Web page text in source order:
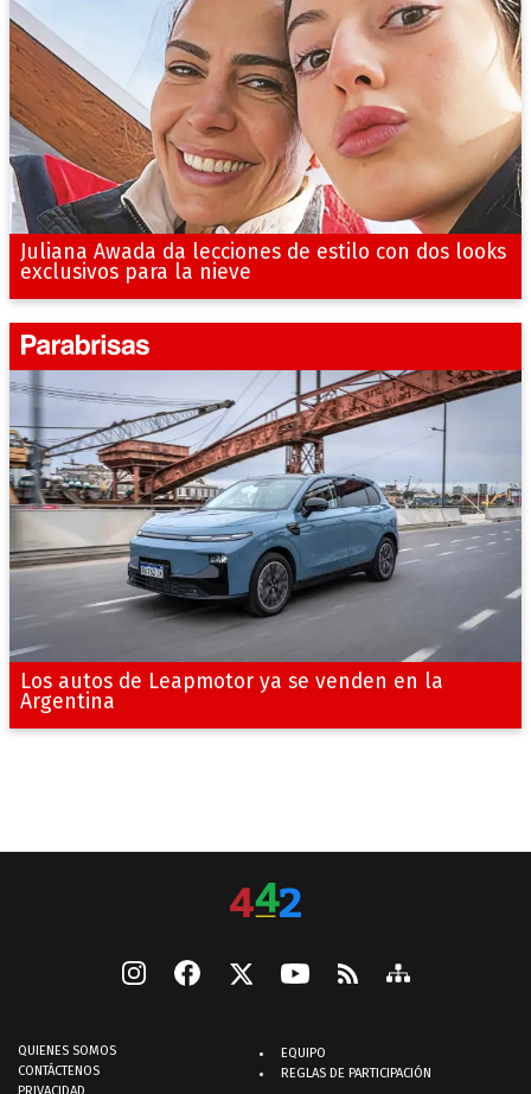
Juliana Awada da lecciones de estilo con dos looks
exclusivos para la nieve
Los autos de Leapmotor ya se venden en la
Argentina
QUIENES SOMOS
CONTÁCTENOS
EQUIPO
REGLAS DE PARTICIPACIÓN